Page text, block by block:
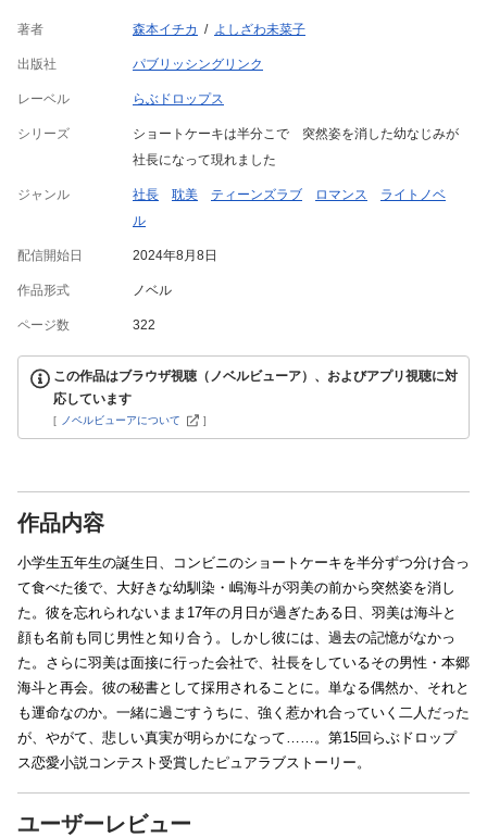
著者 森本イチカ よしざわ未菜子
出版社 パブリッシングリンク
レーベル らぶドロップス
シリーズ
ショートケーキは半分こで 突然姿を消した幼なじみが
社長になって現れました
ジャンル 社長 耽美 ティーンズラブ ロマンス
ライトノベ
ル
配信開始日 2024年8月8日
作品形式 ノベル
ページ数 322
この作品はブラウザ視聴（ノベルビューア）、およびアプリ視聴に対
応しています
[ ノベルビューアについて ]
作品内容
小学生五年生の誕生日、コンビニのショートケーキを半分ずつ分け合っ
て食べた後で、大好きな幼馴染・嶋海斗が羽美の前から突然姿を消し
た。彼を忘れられないまま17年の月日が過ぎたある日、羽美は海斗と
顔も名前も同じ男性と知り合う。しかし彼には、過去の記憶がなかっ
た。さらに羽美は面接に行った会社で、社長をしているその男性・本郷
海斗と再会。彼の秘書として採用されることに。単なる偶然か、それと
も運命なのか。一緒に過ごすうちに、強く惹かれ合っていく二人だった
が、やがて、悲しい真実が明らかになって……。第15回らぶドロップ
ス恋愛小説コンテスト受賞したピュアラブストーリー。
ユーザーレビュー